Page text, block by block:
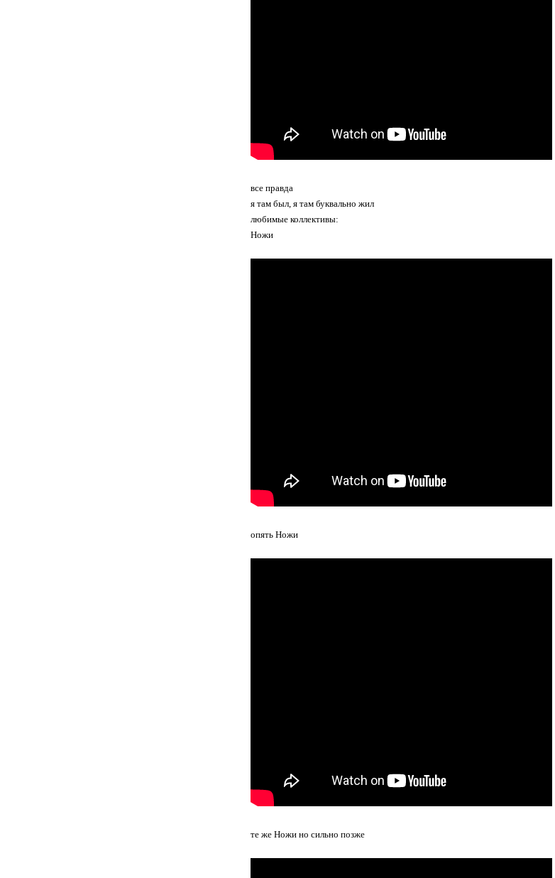
все правда
я там был, я там буквально жил
любимые коллективы:
Ножи
опять Ножи
те же Ножи но сильно позже